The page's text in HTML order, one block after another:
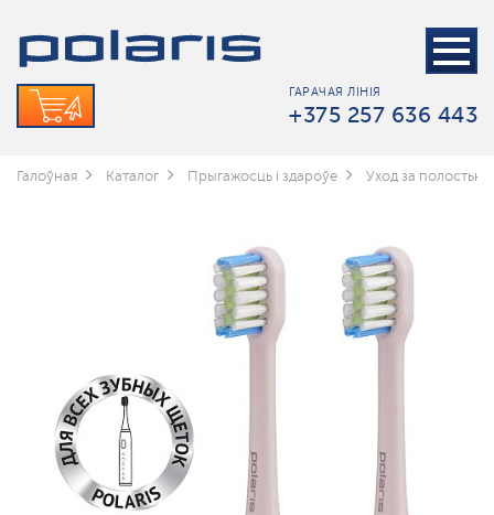
ГАРАЧАЯ ЛІНІЯ
+375 257 636 443
Галоўная Каталог Прыгажосць і здароўе Уход за полостью